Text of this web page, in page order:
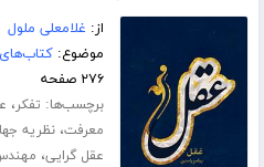
از: غلامعلی ملول
موضوع:
۲۷۶ صفحه
برچسب‌ها: تفکر،
معرفت،نظریه
عقل گرایی،